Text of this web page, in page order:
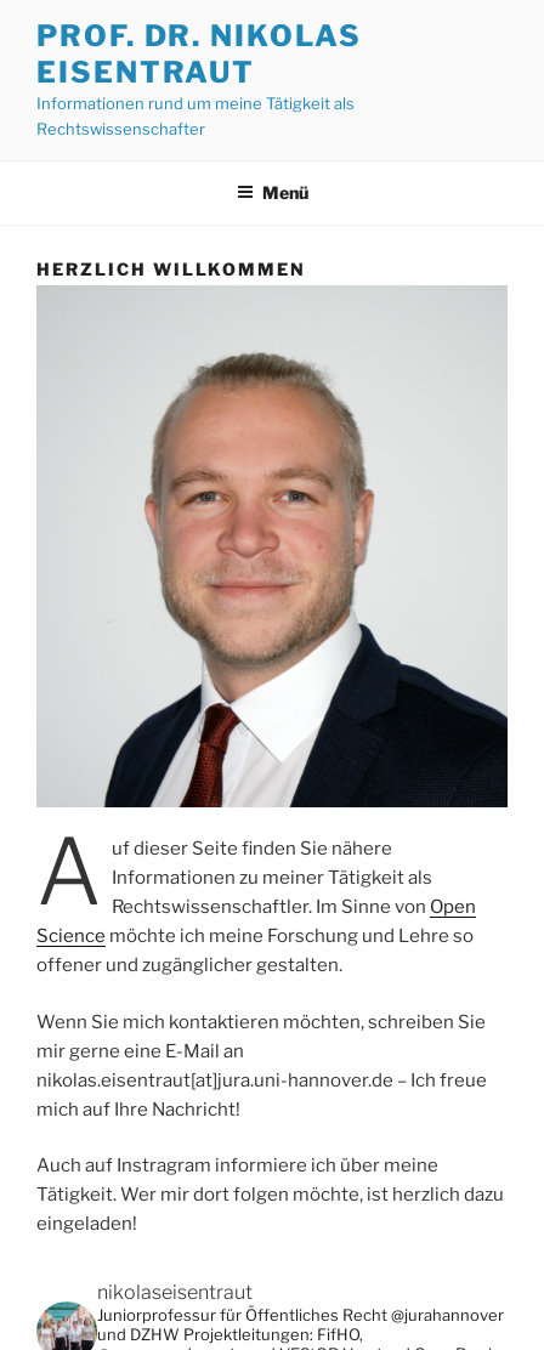
Inhalt
springen
PROF. DR. NIKOLAS
EISENTRAUT
Informationen rund um meine Tätigkeit als
Rechtswissenschafter
Menü
HERZLICH WILLKOMMEN
A
uf dieser Seite finden Sie nähere
Informationen zu meiner Tätigkeit als
Rechtswissenschaftler. Im Sinne von Open
Science möchte ich meine Forschung und Lehre so
offener und zugänglicher gestalten.
Wenn Sie mich kontaktieren möchten, schreiben Sie
mir gerne eine E-Mail an
nikolas.eisentraut[at]jura.uni-hannover.de – Ich freue
mich auf Ihre Nachricht!
Auch auf Instragram informiere ich über meine
Tätigkeit. Wer mir dort folgen möchte, ist herzlich dazu
eingeladen!
nikolaseisentraut
Juniorprofessur für Öffentliches Recht @jurahannover
und DZHW Projektleitungen: FifHO,